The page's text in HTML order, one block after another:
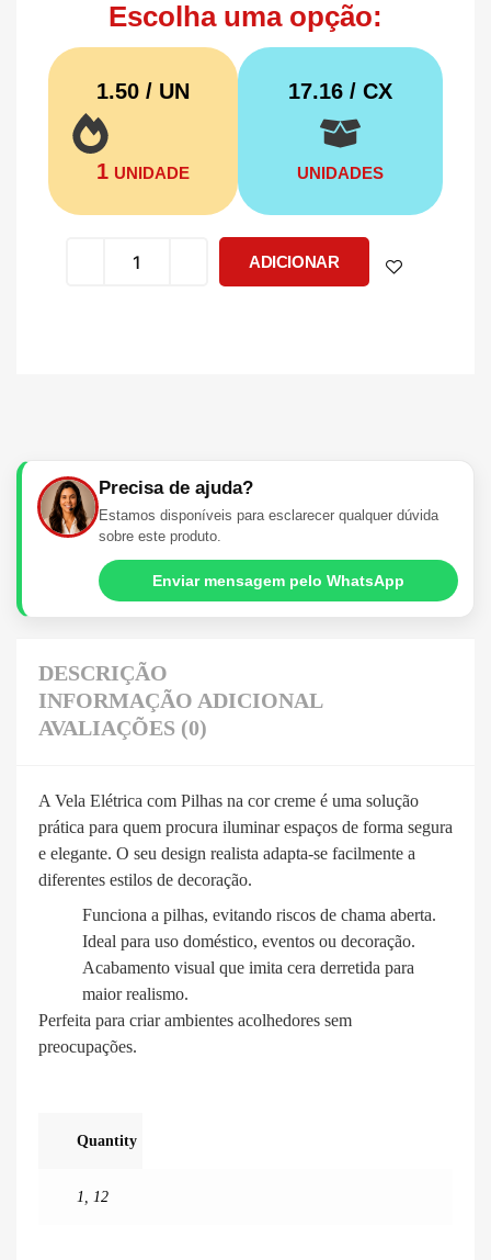
Escolha uma opção:
1.50 / UN
1 UNIDADE
17.16/ CX
UNIDADES
ADICIONAR
Precisa de ajuda?
Estamos disponíveis para esclarecer qualquer dúvida
sobre este produto.
Enviar mensagem pelo WhatsApp
DESCRIÇÃO
INFORMAÇÃO ADICIONAL
AVALIAÇÕES (0)
A Vela Elétrica com Pilhas na cor creme é uma solução
prática para quem procura iluminar espaços de forma segura
e elegante. O seu design realista adapta-se facilmente a
diferentes estilos de decoração.
Funciona a pilhas, evitando riscos de chama aberta.
Ideal para uso doméstico, eventos ou decoração.
Acabamento visual que imita cera derretida para
maior realismo.
Perfeita para criar ambientes acolhedores sem
preocupações.
Quantity
1, 12